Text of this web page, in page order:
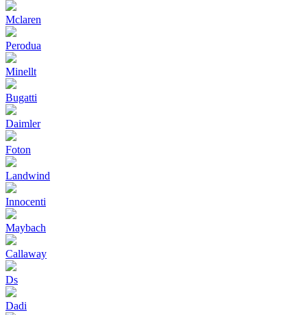
Mclaren
Perodua
Minellt
Bugatti
Daimler
Foton
Landwind
Innocenti
Maybach
Callaway
Ds
Dadi